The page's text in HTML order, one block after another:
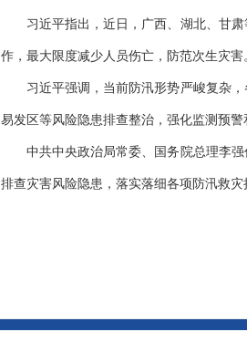
习近平指出，近日，广西、湖北、甘肃
作，最大限度减少人员伤亡，防范次生灾害
习近平强调，当前防汛形势严峻复杂，
易发区等风险隐患排查整治，强化监测预
中共中央政治局常委、国务院总理李强
排查灾害风险隐患，落实落细各项防汛救